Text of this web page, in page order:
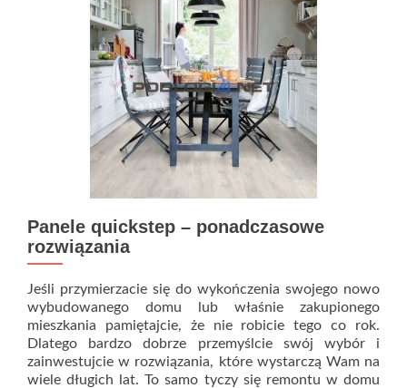
Panele quickstep – ponadczasowe
rozwiązania
Jeśli przymierzacie się do wykończenia swojego nowo
wybudowanego domu lub właśnie zakupionego
mieszkania pamiętajcie, że nie robicie tego co rok.
Dlatego bardzo dobrze przemyślcie swój wybór i
zainwestujcie w rozwiązania, które wystarczą Wam na
wiele długich lat. To samo tyczy się remontu w domu